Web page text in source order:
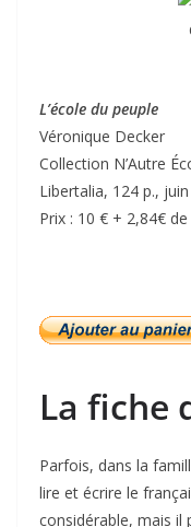
L’école du peuple
Véronique Decker
Collection N’Autre
Libertalia, 124 p.,
Prix : 10 € + 2,84€
La fiche
Parfois, dans la
lire et écrire le
considérable, mais il